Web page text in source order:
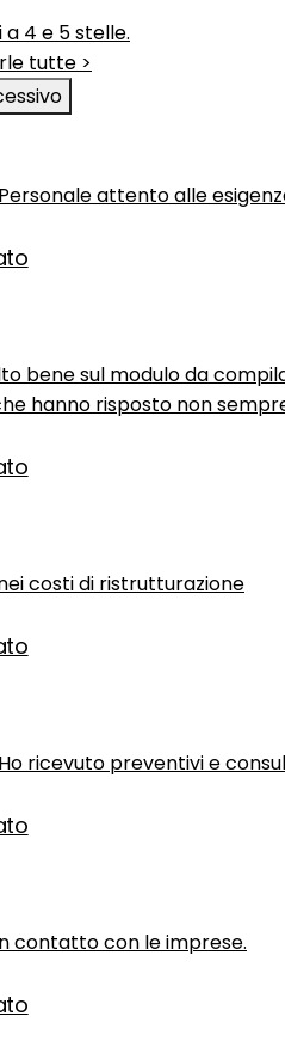
4 e 5 stelle.
tutte >
attento alle
bene sul modulo da
hanno risposto non
costi di ristrutturazione
ricevuto preventivi e
contatto con le imprese.